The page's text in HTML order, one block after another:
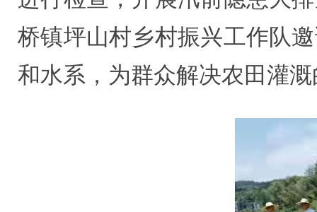
桥镇坪山村乡村振兴工作队
和水系，为群众解决农田灌